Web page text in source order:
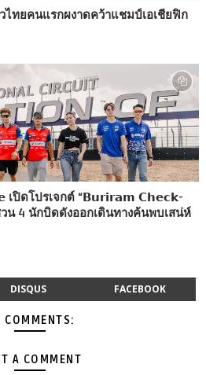
ไทยคนแรกผงาดคว้าแชมป์เอเชียฟิก
ปิดโปรเจกต์ “𝗕𝘂𝗿𝗶𝗿𝗮𝗺 𝗖𝗵𝗲𝗰𝗸-
น 4 นักบิดดังออกเดินทางค้นพบเสน่ห์
DISQUS FACEBOOK
COMMENTS:
A COMMENT